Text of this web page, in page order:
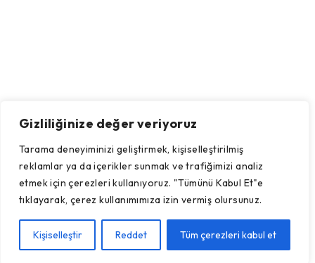
Gizliliğinize değer veriyoruz
Tarama deneyiminizi geliştirmek, kişiselleştirilmiş
reklamlar ya da içerikler sunmak ve trafiğimizi analiz
etmek için çerezleri kullanıyoruz. "Tümünü Kabul Et"e
tıklayarak, çerez kullanımımıza izin vermiş olursunuz.
Kişiselleştir Reddet Tüm çerezleri kabul et